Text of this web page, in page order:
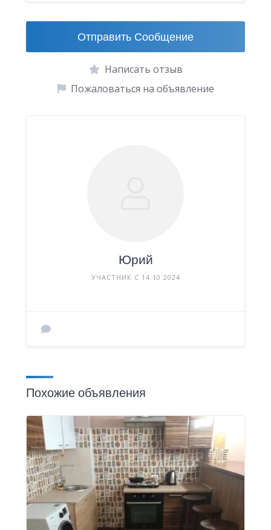
Отправить Сообщение
Написать отзыв
Пожаловаться на объявление
Юрий
УЧАСТНИК С 14.10.2024
Похожие объявления